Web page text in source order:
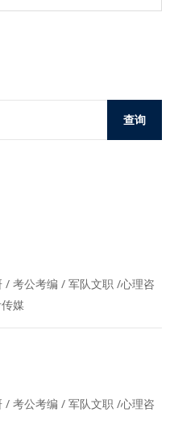
/ 考公考编 / 军队文职 /心理咨
媒
/ 考公考编 / 军队文职 /心理咨